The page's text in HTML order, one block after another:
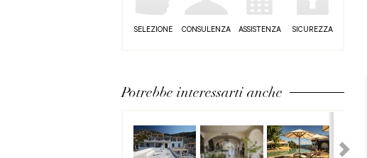
SELEZIONE CONSULENZA ASSISTENZA SICUREZZA
Potrebbe interessarti anche